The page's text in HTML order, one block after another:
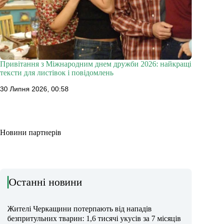
Привітання з Міжнародним днем дружби 2026: найкращі
тексти для листівок і повідомлень
30 Липня 2026, 00:58
Новини партнерів
Останні новини
Жителі Черкащини потерпають від нападів
безпритульних тварин: 1,6 тисячі укусів за 7 місяців